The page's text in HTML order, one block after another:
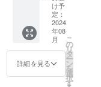
掲示致
しま
す！ (西
野さん
に見え
る場所
ではあ
様でご
用意く
ださい)
どちら
かをお
選びい
ただ
にして
お届け
致しま
す！ ①
店頭で
受け取
り ②ご
自宅へ
郵送 ど
け予
定：
2024
年08
月
詳細を見る
こ
の
リ
タ
ー
ン
を
選
択
す